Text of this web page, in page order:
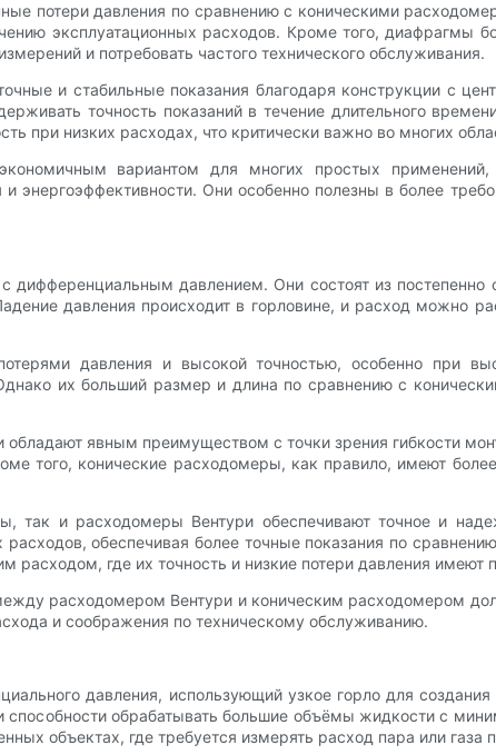
потери давления по сравнению с коническими
эксплуатационных расходов. Кроме того, диафрагмы
и потребовать частого технического обслуживания.
и стабильные показания благодаря конструкции с
точность показаний в течение длительного
при низких расходах, что критически важно во многих
вариантом для многих простых
энергоэффективности. Они особенно полезны в более
давлением. Они состоят из постепенно
давления происходит в горловине, и расход можно
давления и высокой точностью, особенно при
их больший размер и длина по сравнению с
явным преимуществом с точки зрения гибкости
того, конические расходомеры, как правило, имеют
так и расходомеры Вентури обеспечивают точное и
обеспечивая более точные показания по
где их точность и низкие потери давления имеют
расходомером Вентури и коническим расходомером
и соображения по техническому обслуживанию.
давления, использующий узкое горло для
способности обрабатывать большие объёмы жидкости с
объектах, где требуется измерять расход пара или